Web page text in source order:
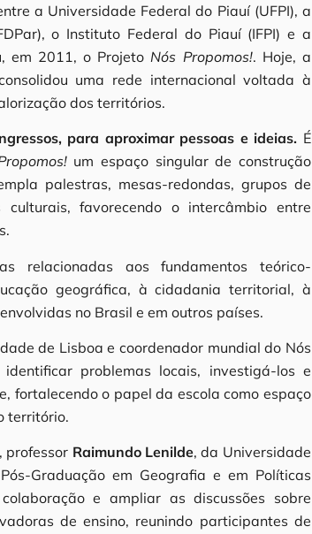
a Universidade Federal do Piauí (UFPI), a
o Instituto Federal do Piauí (IFPI) e a
em 2011, o Projeto Nós Propomos!. Hoje, a
uma rede internacional voltada à
dos territórios.
para aproximar pessoas e ideias. É
um espaço singular de construção
palestras, mesas-redondas, grupos de
favorecendo o intercâmbio entre
relacionadas aos fundamentos teórico-
geográfica, à cidadania territorial, à
no Brasil e em outros países.
de Lisboa e coordenador mundial do Nós
problemas locais, investigá-los e
fortalecendo o papel da escola como espaço
território.
professor Raimundo Lenilde, da Universidade
Graduação em Geografia e em Políticas
e ampliar as discussões sobre
de ensino, reunindo participantes de